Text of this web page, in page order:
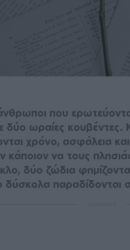
που
δύο ωραίες κουβέντες.
χρόνο, ασφάλεια
να τους
δύο ζώδια
δύσκολα παραδίδονται